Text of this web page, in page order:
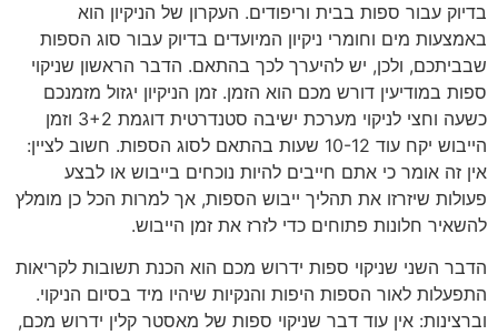
בדיוק עבור ספות בבית וריפודים. העקרון של הניקיון הוא
באמצעות מים וחומרי ניקיון המיועדים בדיוק עבור סוג הספות
שבביתכם, ולכן, יש להיערך לכך בהתאם. הדבר הראשון שניקוי
ספות במודיעין דורש מכם הוא הזמן. זמן הניקיון יגזול מזמנכם
כשעה וחצי לניקוי מערכת ישיבה סטנדרטית דוגמת 3+2 וזמן
הייבוש יקח עוד 10-12 שעות בהתאם לסוג הספות. חשוב לציין:
אין זה אומר כי אתם חייבים להיות נוכחים בייבוש או לבצע
פעולות שיזרזו את תהליך ייבוש הספות, אך למרות הכל כן מומלץ
להשאיר חלונות פתוחים כדי לזרז את זמן הייבוש.
הדבר השני שניקוי ספות ידרוש מכם הוא הכנת תשובות לקריאות
התפעלות לאור הספות היפות והנקיות שיהיו מיד בסיום הניקוי.
וברצינות: אין עוד דבר שניקוי ספות של מאסטר קלין ידרוש מכם,